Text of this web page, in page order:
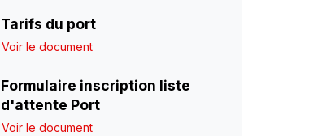
Tarifs du port
Voir le document
Formulaire inscription liste
d'attente Port
Voir le document